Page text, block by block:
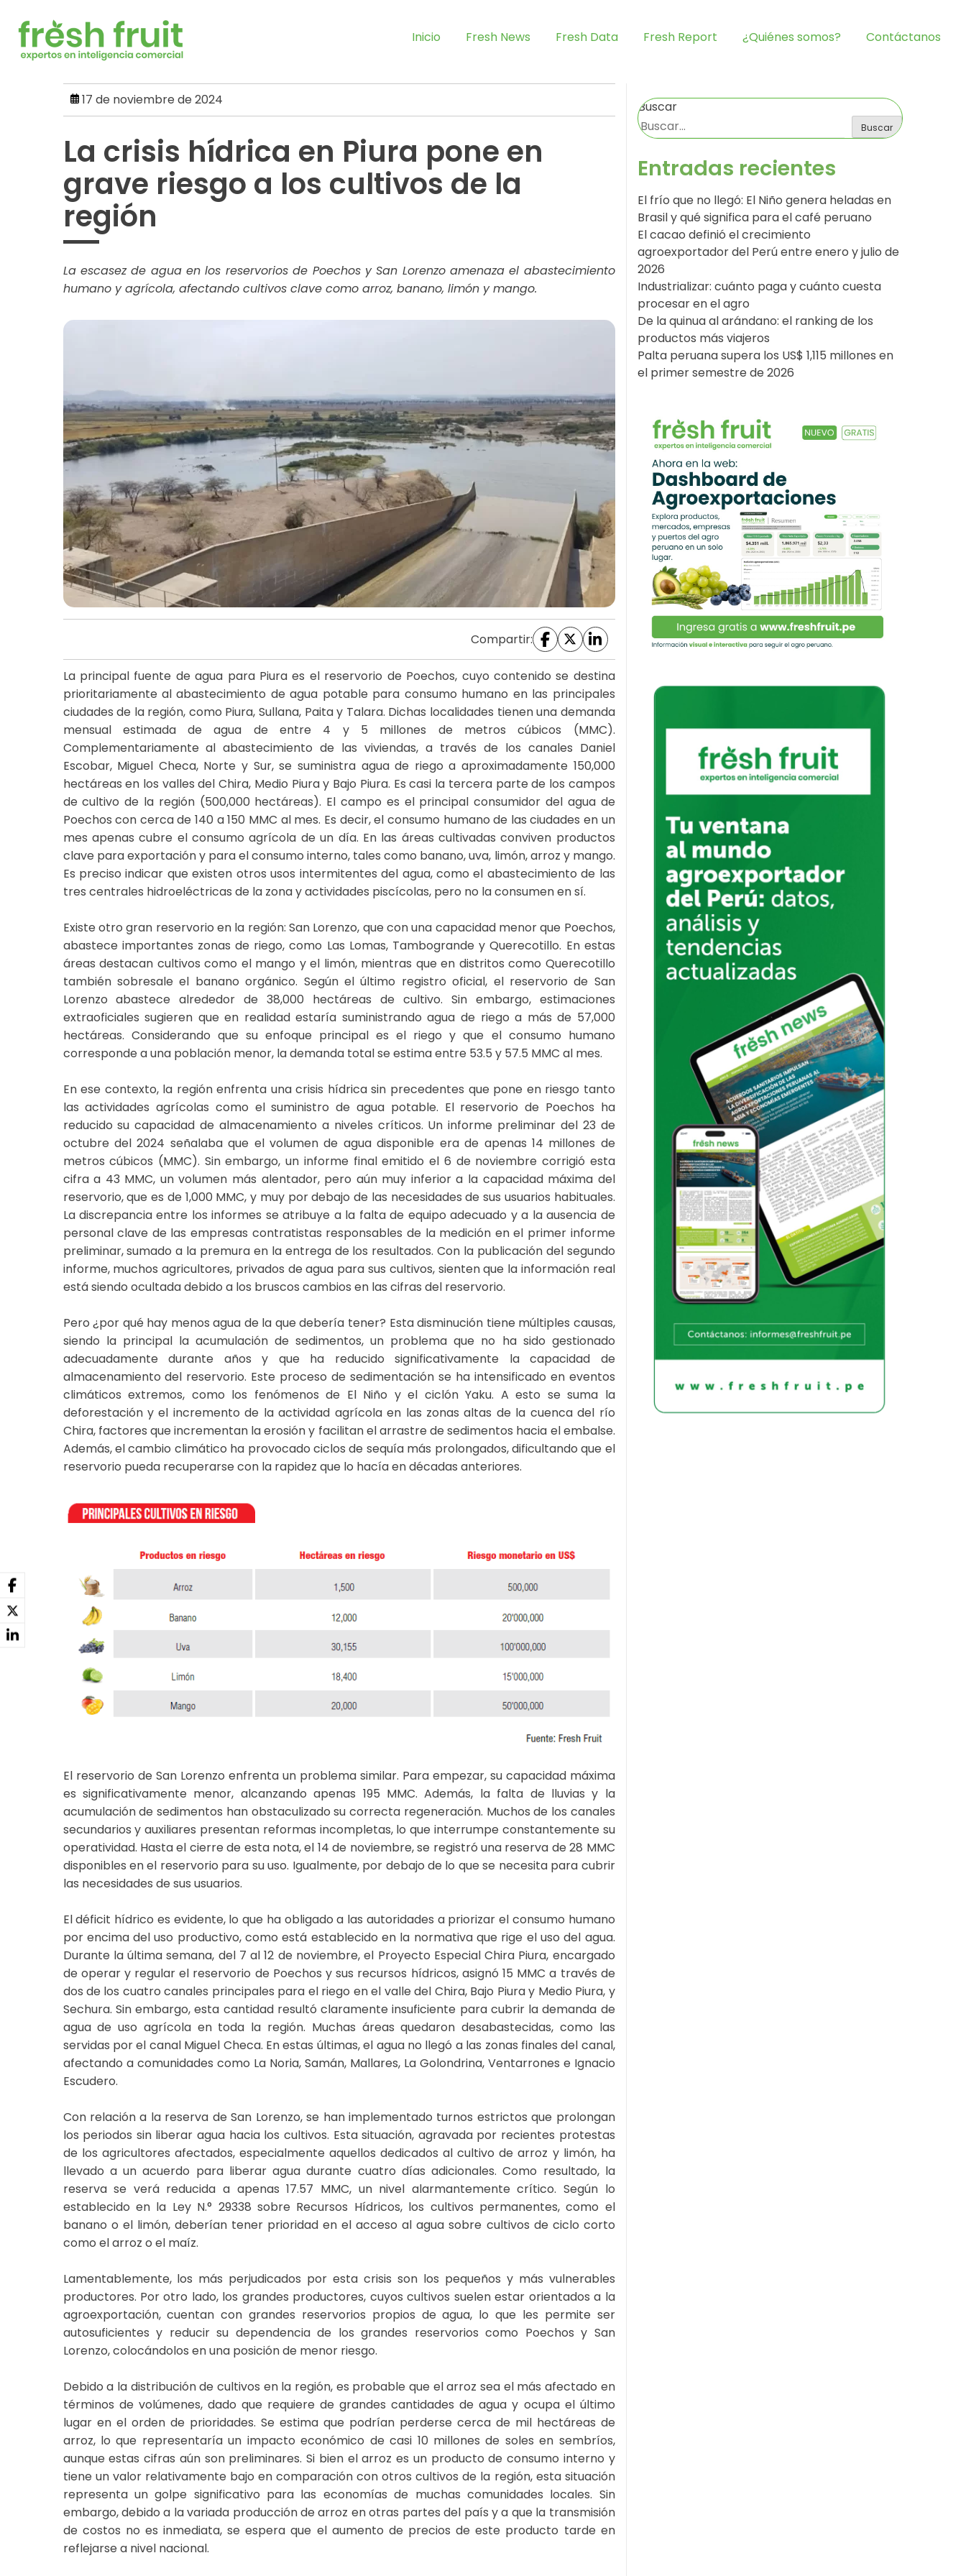
content
Inicio Fresh News Fresh Data Fresh Report ¿Quiénes somos? Contáctanos
17 de noviembre de 2024
La crisis hídrica en Piura pone en
grave riesgo a los cultivos de la
región
La escasez de agua en los reservorios de Poechos y San Lorenzo amenaza el abastecimiento
humano y agrícola, afectando cultivos clave como arroz, banano, limón y mango.
Compartir:
La principal fuente de agua para Piura es el reservorio de Poechos, cuyo contenido se destina
prioritariamente al abastecimiento de agua potable para consumo humano en las principales
ciudades de la región, como Piura, Sullana, Paita y Talara. Dichas localidades tienen una demanda
mensual estimada de agua de entre 4 y 5 millones de metros cúbicos (MMC).
Complementariamente al abastecimiento de las viviendas, a través de los canales Daniel
Escobar, Miguel Checa, Norte y Sur, se suministra agua de riego a aproximadamente 150,000
hectáreas en los valles del Chira, Medio Piura y Bajo Piura. Es casi la tercera parte de los campos
de cultivo de la región (500,000 hectáreas). El campo es el principal consumidor del agua de
Poechos con cerca de 140 a 150 MMC al mes. Es decir, el consumo humano de las ciudades en un
mes apenas cubre el consumo agrícola de un día. En las áreas cultivadas conviven productos
clave para exportación y para el consumo interno, tales como banano, uva, limón, arroz y mango.
Es preciso indicar que existen otros usos intermitentes del agua, como el abastecimiento de las
tres centrales hidroeléctricas de la zona y actividades piscícolas, pero no la consumen en sí.
Existe otro gran reservorio en la región: San Lorenzo, que con una capacidad menor que Poechos,
abastece importantes zonas de riego, como Las Lomas, Tambogrande y Querecotillo. En estas
áreas destacan cultivos como el mango y el limón, mientras que en distritos como Querecotillo
también sobresale el banano orgánico. Según el último registro oficial, el reservorio de San
Lorenzo abastece alrededor de 38,000 hectáreas de cultivo. Sin embargo, estimaciones
extraoficiales sugieren que en realidad estaría suministrando agua de riego a más de 57,000
hectáreas. Considerando que su enfoque principal es el riego y que el consumo humano
corresponde a una población menor, la demanda total se estima entre 53.5 y 57.5 MMC al mes.
En ese contexto, la región enfrenta una crisis hídrica sin precedentes que pone en riesgo tanto
las actividades agrícolas como el suministro de agua potable. El reservorio de Poechos ha
reducido su capacidad de almacenamiento a niveles críticos. Un informe preliminar del 23 de
octubre del 2024 señalaba que el volumen de agua disponible era de apenas 14 millones de
metros cúbicos (MMC). Sin embargo, un informe final emitido el 6 de noviembre corrigió esta
cifra a 43 MMC, un volumen más alentador, pero aún muy inferior a la capacidad máxima del
reservorio, que es de 1,000 MMC, y muy por debajo de las necesidades de sus usuarios habituales.
La discrepancia entre los informes se atribuye a la falta de equipo adecuado y a la ausencia de
personal clave de las empresas contratistas responsables de la medición en el primer informe
preliminar, sumado a la premura en la entrega de los resultados. Con la publicación del segundo
informe, muchos agricultores, privados de agua para sus cultivos, sienten que la información real
está siendo ocultada debido a los bruscos cambios en las cifras del reservorio.
Pero ¿por qué hay menos agua de la que debería tener? Esta disminución tiene múltiples causas,
siendo la principal la acumulación de sedimentos, un problema que no ha sido gestionado
adecuadamente durante años y que ha reducido significativamente la capacidad de
almacenamiento del reservorio. Este proceso de sedimentación se ha intensificado en eventos
climáticos extremos, como los fenómenos de El Niño y el ciclón Yaku. A esto se suma la
deforestación y el incremento de la actividad agrícola en las zonas altas de la cuenca del río
Chira, factores que incrementan la erosión y facilitan el arrastre de sedimentos hacia el embalse.
Además, el cambio climático ha provocado ciclos de sequía más prolongados, dificultando que el
reservorio pueda recuperarse con la rapidez que lo hacía en décadas anteriores.
El reservorio de San Lorenzo enfrenta un problema similar. Para empezar, su capacidad máxima
es significativamente menor, alcanzando apenas 195 MMC. Además, la falta de lluvias y la
acumulación de sedimentos han obstaculizado su correcta regeneración. Muchos de los canales
secundarios y auxiliares presentan reformas incompletas, lo que interrumpe constantemente su
operatividad. Hasta el cierre de esta nota, el 14 de noviembre, se registró una reserva de 28 MMC
disponibles en el reservorio para su uso. Igualmente, por debajo de lo que se necesita para cubrir
las necesidades de sus usuarios.
El déficit hídrico es evidente, lo que ha obligado a las autoridades a priorizar el consumo humano
por encima del uso productivo, como está establecido en la normativa que rige el uso del agua.
Durante la última semana, del 7 al 12 de noviembre, el Proyecto Especial Chira Piura, encargado
de operar y regular el reservorio de Poechos y sus recursos hídricos, asignó 15 MMC a través de
dos de los cuatro canales principales para el riego en el valle del Chira, Bajo Piura y Medio Piura, y
Sechura. Sin embargo, esta cantidad resultó claramente insuficiente para cubrir la demanda de
agua de uso agrícola en toda la región. Muchas áreas quedaron desabastecidas, como las
servidas por el canal Miguel Checa. En estas últimas, el agua no llegó a las zonas finales del canal,
afectando a comunidades como La Noria, Samán, Mallares, La Golondrina, Ventarrones e Ignacio
Escudero.
Con relación a la reserva de San Lorenzo, se han implementado turnos estrictos que prolongan
los periodos sin liberar agua hacia los cultivos. Esta situación, agravada por recientes protestas
de los agricultores afectados, especialmente aquellos dedicados al cultivo de arroz y limón, ha
llevado a un acuerdo para liberar agua durante cuatro días adicionales. Como resultado, la
reserva se verá reducida a apenas 17.57 MMC, un nivel alarmantemente crítico. Según lo
establecido en la Ley N.° 29338 sobre Recursos Hídricos, los cultivos permanentes, como el
banano o el limón, deberían tener prioridad en el acceso al agua sobre cultivos de ciclo corto
como el arroz o el maíz.
Lamentablemente, los más perjudicados por esta crisis son los pequeños y más vulnerables
productores. Por otro lado, los grandes productores, cuyos cultivos suelen estar orientados a la
agroexportación, cuentan con grandes reservorios propios de agua, lo que les permite ser
autosuficientes y reducir su dependencia de los grandes reservorios como Poechos y San
Lorenzo, colocándolos en una posición de menor riesgo.
Debido a la distribución de cultivos en la región, es probable que el arroz sea el más afectado en
términos de volúmenes, dado que requiere de grandes cantidades de agua y ocupa el último
lugar en el orden de prioridades. Se estima que podrían perderse cerca de mil hectáreas de
arroz, lo que representaría un impacto económico de casi 10 millones de soles en sembríos,
aunque estas cifras aún son preliminares. Si bien el arroz es un producto de consumo interno y
tiene un valor relativamente bajo en comparación con otros cultivos de la región, esta situación
representa un golpe significativo para las economías de muchas comunidades locales. Sin
embargo, debido a la variada producción de arroz en otras partes del país y a que la transmisión
de costos no es inmediata, se espera que el aumento de precios de este producto tarde en
reflejarse a nivel nacional.
Buscar
Buscar
Entradas recientes
El frío que no llegó: El Niño genera heladas en
Brasil y qué significa para el café peruano
El cacao definió el crecimiento
agroexportador del Perú entre enero y julio de
2026
Industrializar: cuánto paga y cuánto cuesta
procesar en el agro
De la quinua al arándano: el ranking de los
productos más viajeros
Palta peruana supera los US$ 1,115 millones en
el primer semestre de 2026